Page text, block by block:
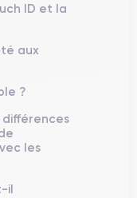
ID et la
aux
?
différences
les
il